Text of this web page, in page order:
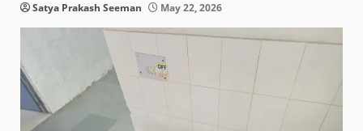
Satya Prakash Seeman May 22, 2026